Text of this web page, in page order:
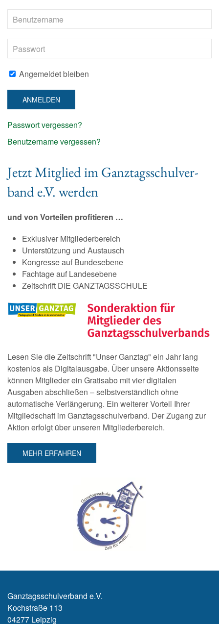
Angemeldet bleiben
ANMELDEN
Passwort vergessen?
Benutzername vergessen?
Jetzt Mit­glied im Ganz­tags­schul­ver­
band e.V. wer­den
und von Vorteilen profitieren …
Exklusiver Mitgliederbereich
Unterstützung und Austausch
Kongresse auf Bundesebene
Fachtage auf Landesebene
Zeitschrift DIE GANZTAGSSCHULE
Lesen Sie die Zeitschrift "Unser Ganztag" ein Jahr lang
kostenlos als Digitalausgabe. Über unsere Aktionsseite
können Mitglieder ein Gratisabo mit vier digitalen
Ausgaben abschließen – selbstverständlich ohne
automatische Verlängerung. Ein weiterer Vorteil Ihrer
Mitgliedschaft im Ganztagsschulverband. Der Zugang zur
Aktion erfolgt über unseren Mitgliederbereich.
MEHR ERFAHREN
Ganz­tag­sschul­ver­band e.V.
Kochstraße 113
04277 Leipzig